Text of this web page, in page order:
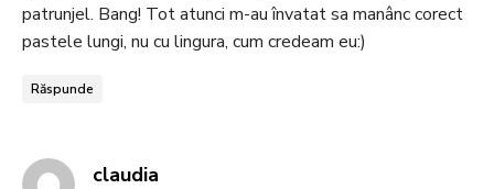
patrunjel. Bang! Tot atunci m-au învatat sa manânc corect
pastele lungi, nu cu lingura, cum credeam eu:)
Răspunde
claudia